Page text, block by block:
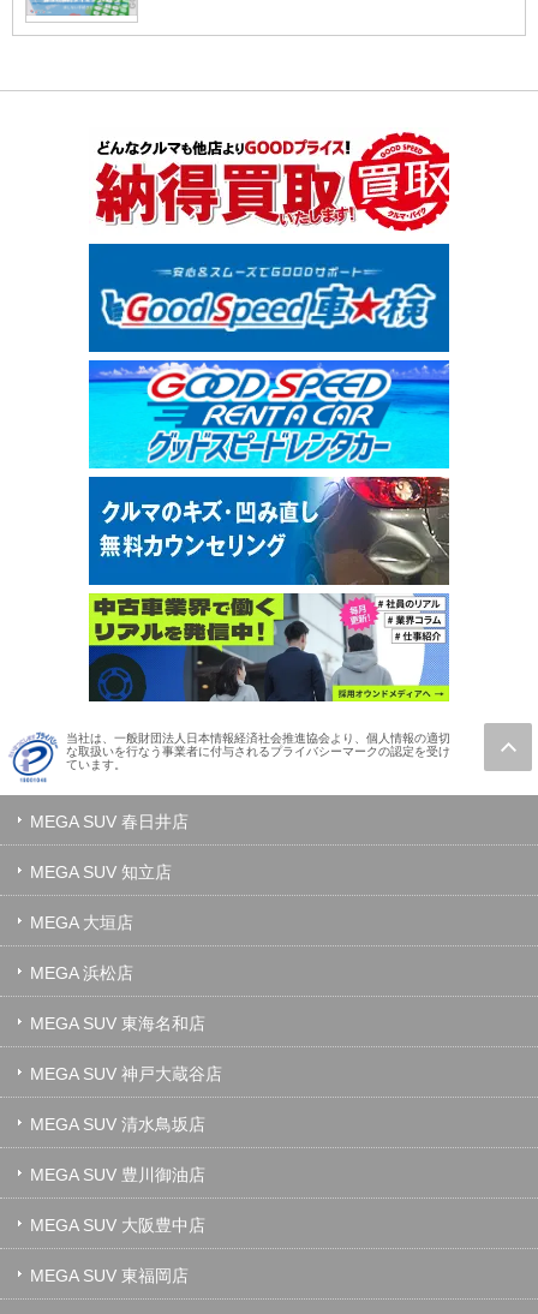
当社は、一般財団法人日本情報経済社会推進協会より、個人情報の適切
な取扱いを行なう事業者に付与されるプライバシーマークの認定を受け
ています。
MEGA SUV 春日井店
MEGA SUV 知立店
MEGA 大垣店
MEGA 浜松店
MEGA SUV 東海名和店
MEGA SUV 神戸大蔵谷店
MEGA SUV 清水鳥坂店
MEGA SUV 豊川御油店
MEGA SUV 大阪豊中店
MEGA SUV 東福岡店